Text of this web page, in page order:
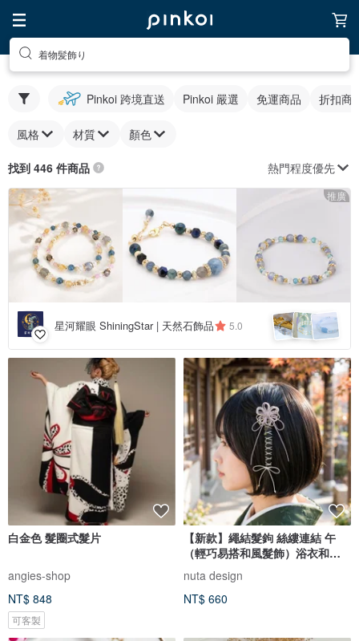
着物髪飾り
Pinkoi 跨境直送 Pinkoi 嚴選 免運商品 折扣商
風格 材質 顏色
找到 446 件商品 熱門程度優先
推廣
星河耀眼 ShiningStar | 天然石飾品 5.0
白金色 髮圈式髮片
angies-shop
NT$ 848
可客製
【新款】繩結髮鉤 絲縷連結 午
（輕巧易搭和風髮飾）浴衣和服
適用，自由造型髮鉤。
nuta design
NT$ 660